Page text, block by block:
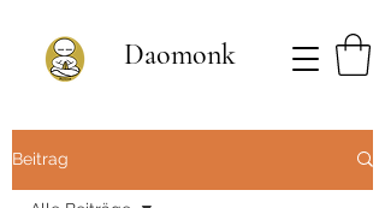
Daomonk
Beitrag